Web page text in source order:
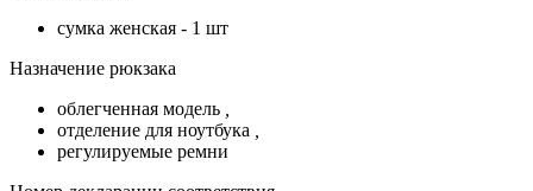
сумка женская - 1 шт
Назначение рюкзака
облегченная модель
отделение для ноутбука
регулируемые ремни